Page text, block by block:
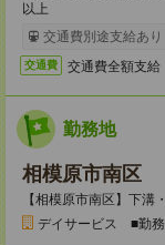
以上
交通費別途支給あり
交通費 交通費全額支給
勤務地
相模原市南区
【相模原市南区】下溝
デイサービス ■勤務